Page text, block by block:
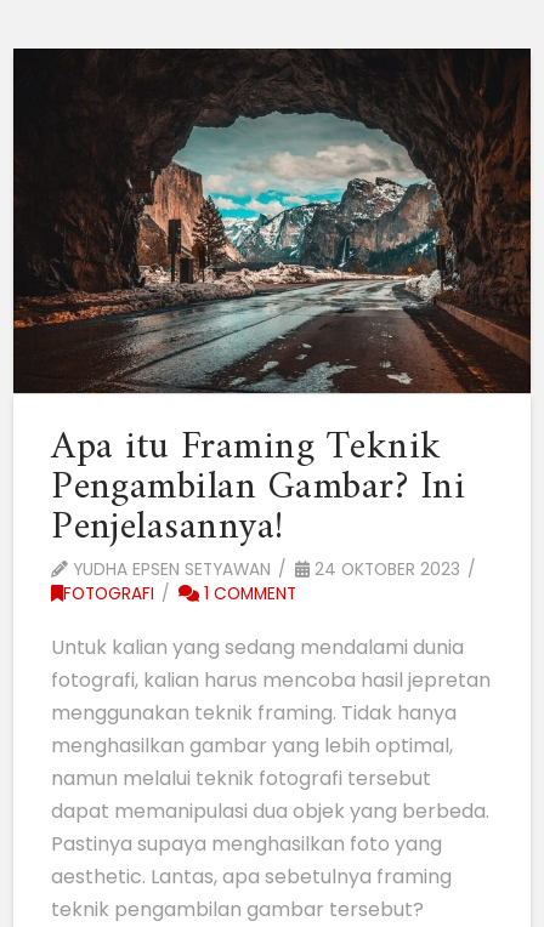
Apa itu Framing Teknik
Pengambilan Gambar? Ini
Penjelasannya!
YUDHA EPSEN SETYAWAN
24 OKTOBER 2023
FOTOGRAFI
1 COMMENT
Untuk kalian yang sedang mendalami dunia
fotografi, kalian harus mencoba hasil jepretan
menggunakan teknik framing. Tidak hanya
menghasilkan gambar yang lebih optimal,
namun melalui teknik fotografi tersebut
dapat memanipulasi dua objek yang berbeda.
Pastinya supaya menghasilkan foto yang
aesthetic. Lantas, apa sebetulnya framing
teknik pengambilan gambar tersebut?